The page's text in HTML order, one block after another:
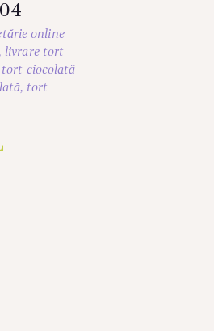
online
, livrare tort
tort ciocolată
, tort